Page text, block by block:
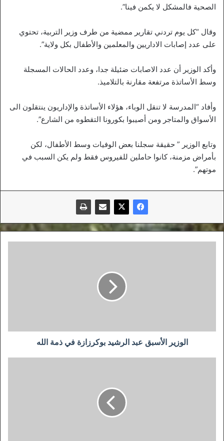
الصحية فالمشكل لا يكمن فينا”.
وقال “كل يوم تردني تقارير ممضية من طرف وزير التربية، تحتوي
على عدد إصابات الاداريين والمعلمين والأطفال بكل ولاية”.
وأكد الوزير أن عدد الاصابات ضئيلة جدا، وعدد الحالات المسجلة
وسط الأساتذة مرتفعة مقارنة بالتلاميذ.
وأفاد “المدرسة لا تنقل الوباء، هؤلاء الأساتذة والإداريون ينتقلون الى
الأسواق والمتاجر ومن أصيبوا بكورونا التقطوه من الشارع”.
وتابع الوزير ” حقيقة سجلنا بعض الوفيات وسط الأطفال، لكن
بأمراض مزمنة، كانوا حاملين للفيروس فقط ولم يكن السبب في
موتهم”.
الوزير الأسبق عبد الرشيد بوكرزازة في ذمة الله